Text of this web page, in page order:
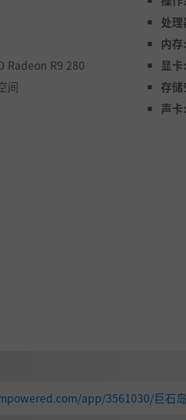
Radeon R9 280
间
处
内存:
显卡:
存储
声卡:
app/3561030/巨石